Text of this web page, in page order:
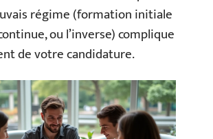
régime (formation initiale
ou l’inverse) complique
de votre candidature.